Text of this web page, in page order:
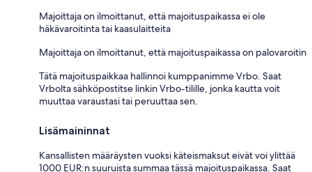
Majoittaja on ilmoittanut, että majoituspaikassa ei ole
häkävaroitinta tai kaasulaitteita
Majoittaja on ilmoittanut, että majoituspaikassa on palovaroitin
Tätä majoituspaikkaa hallinnoi kumppanimme Vrbo. Saat
Vrbolta sähköpostitse linkin Vrbo-tilille, jonka kautta voit
muuttaa varaustasi tai peruuttaa sen.
Lisämaininnat
Kansallisten määräysten vuoksi käteismaksut eivät voi ylittää
1000 EUR:n suuruista summaa tässä majoituspaikassa. Saat